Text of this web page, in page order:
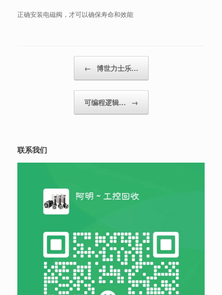
正确安装电磁阀，才可以确保寿命和效能
← 博世力士乐…
可编程逻辑… →
联系我们